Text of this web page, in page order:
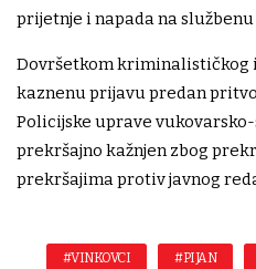
prijetnje i napada na službenu
Dovršetkom kriminalističkog
kaznenu prijavu predan
Policijske uprave
prekršajno kažnjen zbog
prekršajima protiv javnog
#VINKOVCI #PIJAN